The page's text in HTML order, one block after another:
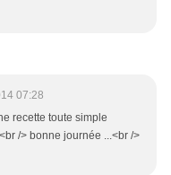
07:28
recette toute simple
/> bonne journée ...<br />